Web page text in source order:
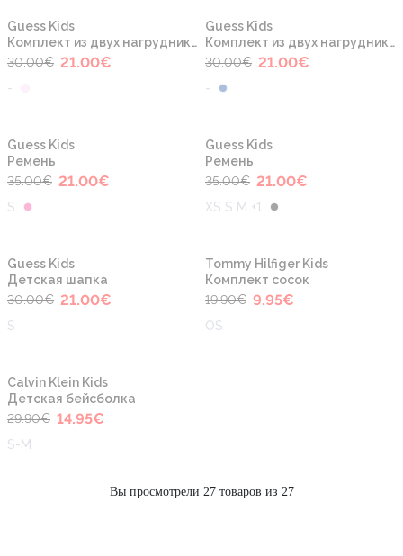
-30%
Guess Kids
Комплект из двух нагрудников
30.00€ 21.00€
-
-30%
Guess Kids
Комплект из двух нагрудников
30.00€ 21.00€
-
-40%
Guess Kids
Ремень
35.00€ 21.00€
S
-40%
Guess Kids
Ремень
35.00€ 21.00€
XS S M +1
-30%
Guess Kids
Детская шапка
30.00€ 21.00€
S
-50%
Tommy Hilfiger Kids
Комплект сосок
19.90€ 9.95€
OS
-50%
Calvin Klein Kids
Детская бейсболка
29.90€ 14.95€
S-M
Вы просмотрели 27 товаров из 27